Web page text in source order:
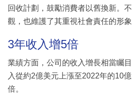
回收計劃，鼓勵消費者以舊換新。
觀，也維護了其重視社會責任的形象
3年收入增5倍
業績方面，公司的收入增長相當矚
入從約2億美元上漲至2022年的10
倍。